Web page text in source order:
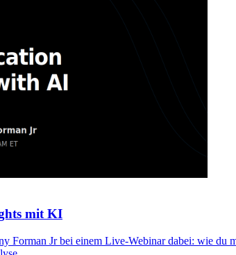
mit KI
Forman Jr bei einem Live-Webinar dabei: wie